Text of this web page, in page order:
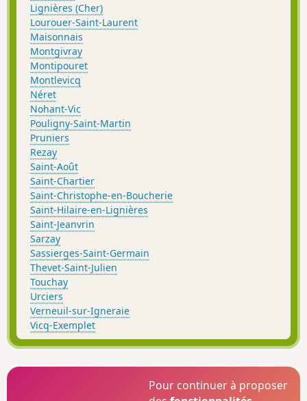
Lignières (Cher)
Lourouer-Saint-Laurent
Maisonnais
Montgivray
Montipouret
Montlevicq
Néret
Nohant-Vic
Pouligny-Saint-Martin
Pruniers
Rezay
Saint-Août
Saint-Chartier
Saint-Christophe-en-Boucherie
Saint-Hilaire-en-Lignières
Saint-Jeanvrin
Sarzay
Sassierges-Saint-Germain
Thevet-Saint-Julien
Touchay
Urciers
Verneuil-sur-Igneraie
Vicq-Exemplet
Pour continuer à proposer